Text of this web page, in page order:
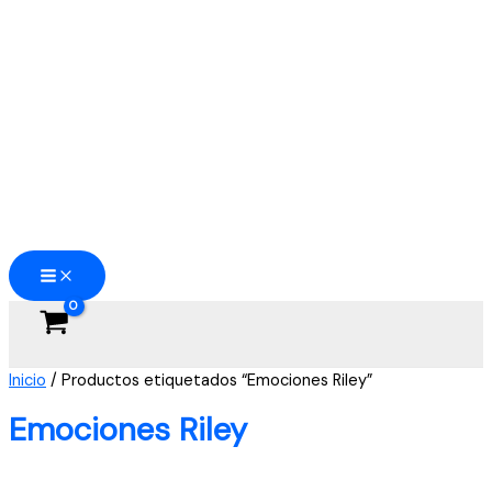
Inicio / Productos etiquetados “Emociones Riley”
Emociones Riley